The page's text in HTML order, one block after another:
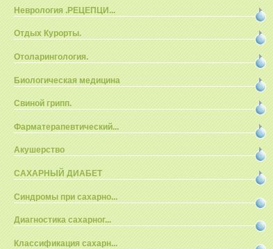
Неврология .РЕЦЕПЦИ...
Отдых Курорты.
Отоларингология.
Биологическая медицина
Свиной грипп.
Фарматерапевтический...
Акушерство
САХАРНЫЙ ДИАБЕТ
Синдромы при сахарно...
Диагностика сахарног...
Классификация сахарн...